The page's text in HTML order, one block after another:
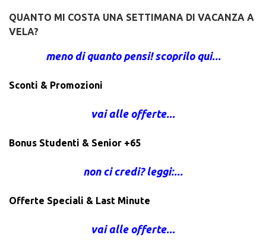
QUANTO MI COSTA UNA SETTIMANA DI VACANZA A
VELA?
meno di quanto pensi! scoprilo qui...
Sconti & Promozioni
vai alle offerte...
Bonus Studenti & Senior +65
non ci credi? leggi:...
Offerte Speciali & Last Minute
vai alle offerte...